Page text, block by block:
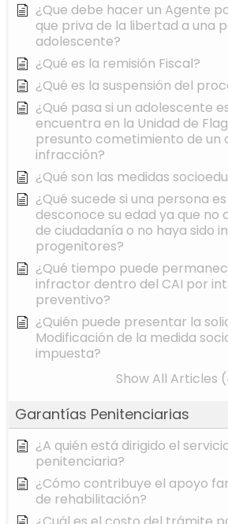
¿Que debe hacer un Agente
que priva de la libertad a una
adolescente?
¿Qué es la remisión Fiscal?
¿Qué es la suspensión del
¿Qué pasa si un adolescente
encuentra en la Unidad de
presunto cometimiento de un
infracción?
¿Qué son las medidas
¿Qué sucede si una persona
desconoce su edad ya que no
de ciudadanía o no haya sido
progenitores?
¿Qué tiempo puede
infractor dentro del CAI por
preventivo?
¿Quién puede presentar la
Modificación de la medida
impuesta?
Show All Articles
Garantías Penitenciarias
¿A quién está dirigido el
penitenciaria?
¿Cómo contribuye el apoyo
de rehabilitación?